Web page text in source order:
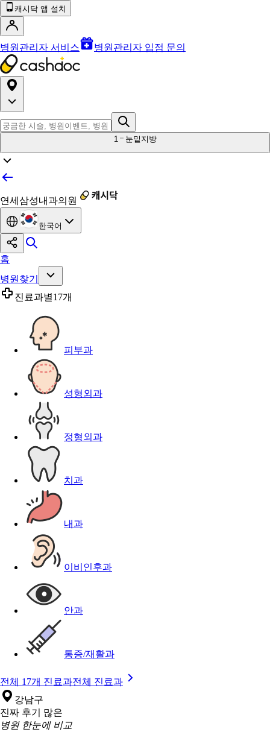
캐시닥 앱 설치
병원관리자 서비스 병원관리자 입점 문의
1 눈밑지방
연세삼성내과의원
한국어
홈
병원찾기
진료과별17개
피부과
성형외과
정형외과
치과
내과
이비인후과
안과
통증/재활과
전체 17개 진료과전체 진료과
강남구
진짜 후기 많은
병원 한눈에 비교